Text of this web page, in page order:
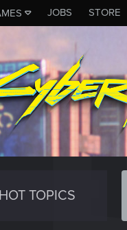
JOBS STORE
HOT TOPICS